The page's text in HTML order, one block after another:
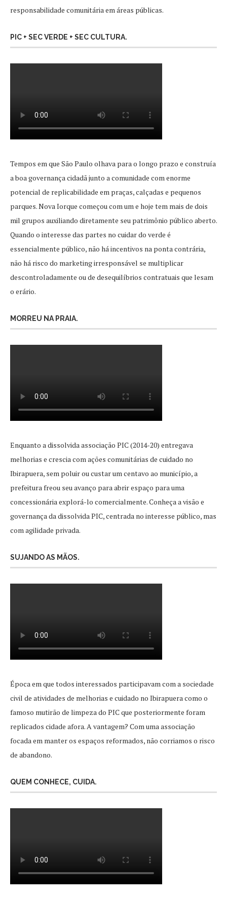
responsabilidade comunitária em áreas públicas.
PIC + SEC VERDE + SEC CULTURA.
Tempos em que São Paulo olhava para o longo prazo e construía
a boa governança cidadã junto a comunidade com enorme
potencial de replicabilidade em praças, calçadas e pequenos
parques. Nova Iorque começou com um e hoje tem mais de dois
mil grupos auxiliando diretamente seu patrimônio público aberto.
Quando o interesse das partes no cuidar do verde é
essencialmente público, não há incentivos na ponta contrária,
não há risco do marketing irresponsável se multiplicar
descontroladamente ou de desequilíbrios contratuais que lesam
o erário.
MORREU NA PRAIA.
Enquanto a dissolvida associação PIC (2014-20) entregava
melhorias e crescia com ações comunitárias de cuidado no
Ibirapuera, sem poluir ou custar um centavo ao município, a
prefeitura freou seu avanço para abrir espaço para uma
concessionária explorá-lo comercialmente. Conheça a visão e
governança da dissolvida PIC, centrada no interesse público, mas
com agilidade privada.
SUJANDO AS MÃOS.
Época em que todos interessados participavam com a sociedade
civil de atividades de melhorias e cuidado no Ibirapuera como o
famoso mutirão de limpeza do PIC que posteriormente foram
replicados cidade afora. A vantagem? Com uma associação
focada em manter os espaços reformados, não corriamos o risco
de abandono.
QUEM CONHECE, CUIDA.